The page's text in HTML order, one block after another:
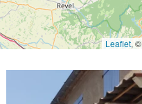
Leaflet, ©